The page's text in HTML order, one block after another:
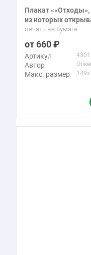
Плакат
из которых
печать на бумаге
660
Артикул
Автор
Макс. размер